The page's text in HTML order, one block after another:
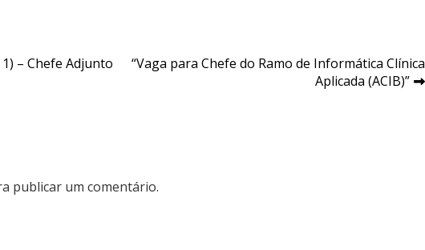
– Chefe Adjunto
“Vaga para Chefe do Ramo de Informática Clínica
Aplicada (ACIB)”
publicar um comentário.